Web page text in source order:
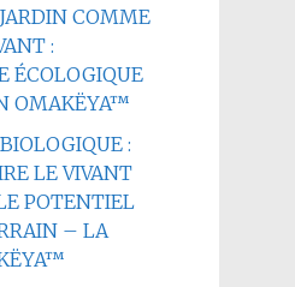
COMME
:
ÉCOLOGIQUE
OMAKËYA™
:
LE VIVANT
POTENTIEL
– LA